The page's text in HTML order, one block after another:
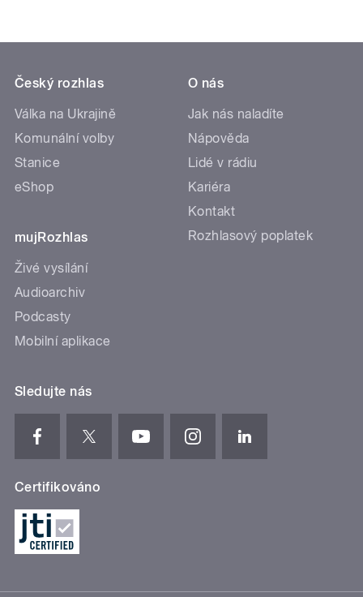
Český rozhlas
Válka na Ukrajině
Komunální volby
Stanice
eShop
mujRozhlas
Živé vysílání
Audioarchiv
Podcasty
Mobilní aplikace
O nás
Jak nás naladíte
Nápověda
Lidé v rádiu
Kariéra
Kontakt
Rozhlasový poplatek
Sledujte nás
Certifikováno